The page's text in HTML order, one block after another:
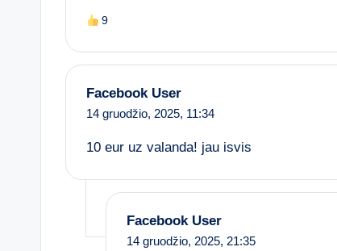
9
Facebook User
14 gruodžio, 2025, 11:34
10 eur uz valanda! jau isvis
Facebook User
14 gruodžio, 2025, 21:35